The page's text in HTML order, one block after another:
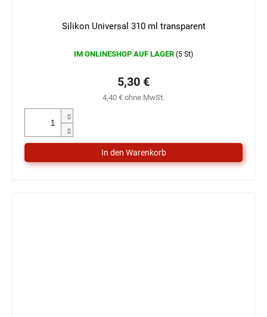
Silikon Universal 310 ml transparent
IM ONLINESHOP AUF LAGER (5 St)
4,40 € ohne MwSt.
5,30 €